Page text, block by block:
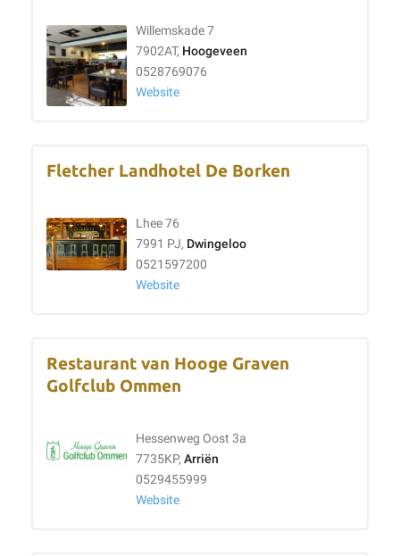
Willemskade 7
7902AT, Hoogeveen
0528769076
Website
Fletcher Landhotel De Borken
Lhee 76
7991 PJ, Dwingeloo
0521597200
Website
Restaurant van Hooge Graven
Golfclub Ommen
Hessenweg Oost 3a
7735KP, Arriën
0529455999
Website